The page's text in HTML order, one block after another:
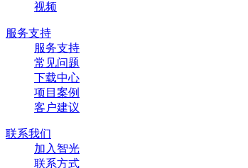
视频
服务支持
服务支持
常见问题
下载中心
项目案例
客户建议
联系我们
加入智光
联系方式